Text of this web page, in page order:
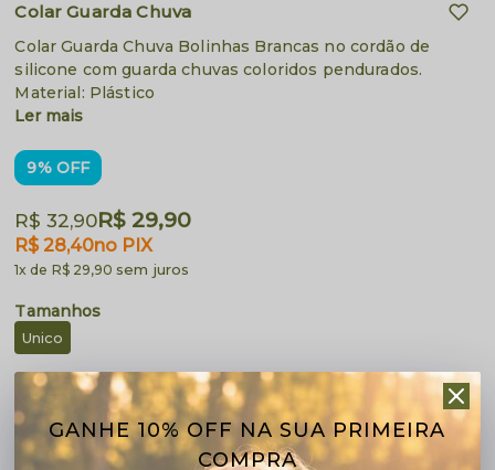
Colar Guarda Chuva
Colar Guarda Chuva Bolinhas Brancas no cordão de
silicone com guarda chuvas coloridos pendurados.
Material: Plástico
Ler mais
9% OFF
R$ 28,40no PIX
R$ 32,90R$ 29,90
1x R$ 29,90sem juros
Unico
Calcular Frete
GANHE 10% OFF NA SUA PRIMEIRA
COMPRA